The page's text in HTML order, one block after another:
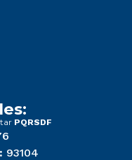
PQRSDF
93104